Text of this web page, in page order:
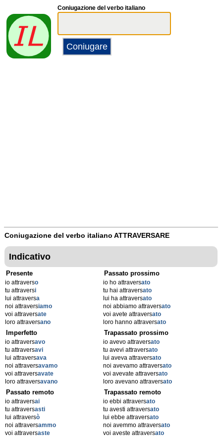
Coniugazione del verbo italiano
Coniugazione del verbo italiano ATTRAVERSARE
Indicativo
Presente
io attraverso
tu attraversi
lui attraversa
noi attraversiamo
voi attraversate
loro attraversano
Passato prossimo
io ho attraversato
tu hai attraversato
lui ha attraversato
noi abbiamo attraversato
voi avete attraversato
loro hanno attraversato
Imperfetto
io attraversavo
tu attraversavi
lui attraversava
noi attraversavamo
voi attraversavate
loro attraversavano
Trapassato prossimo
io avevo attraversato
tu avevi attraversato
lui aveva attraversato
noi avevamo attraversato
voi avevate attraversato
loro avevano attraversato
Passato remoto
io attraversai
tu attraversasti
lui attraversò
noi attraversammo
voi attraversaste
Trapassato remoto
io ebbi attraversato
tu avesti attraversato
lui ebbe attraversato
noi avemmo attraversato
voi aveste attraversato